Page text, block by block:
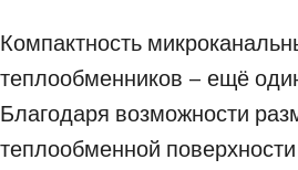
Компактность
теплообменников – ещё
Благодаря возможности
теплообменной